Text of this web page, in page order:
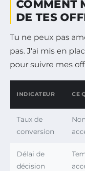
COMMENT
DE TES
Tu ne peux pas
pas. J'ai mis en
pour suivre mes
INDICATEUR CE
Taux de
conversion
Délai de
décision